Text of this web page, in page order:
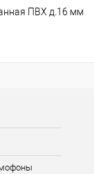
ПВХ д.16 мм